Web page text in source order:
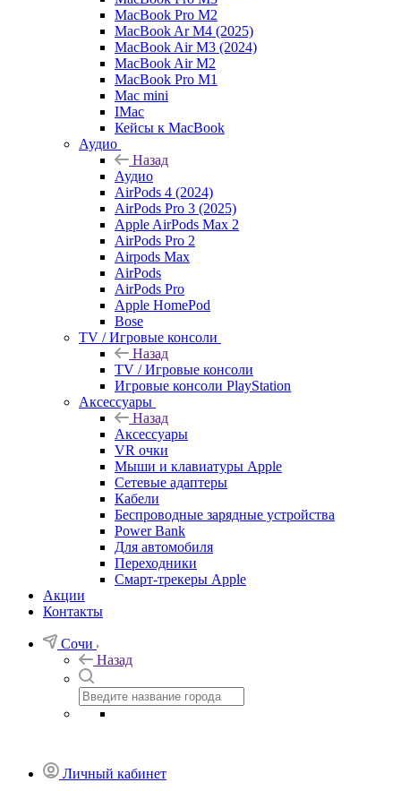
MacBook Pro M2
MacBook Ar M4 (2025)
MacBook Air M3 (2024)
MacBook Air M2
MacBook Pro M1
Mac mini
IMac
Кейсы к MacBook
Аудио
Назад
Аудио
AirPods 4 (2024)
AirPods Pro 3 (2025)
Apple AirPods Max 2
AirPods Pro 2
Airpods Max
AirPods
AirPods Pro
Apple HomePod
Bose
TV / Игровые консоли
Назад
TV / Игровые консоли
Игровые консоли PlayStation
Аксессуары
Назад
Аксессуары
VR очки
Мыши и клавиатуры Apple
Сетевые адаптеры
Кабели
Беспроводные зарядные устройства
Power Bank
Для автомобиля
Переходники
Смарт-трекеры Apple
Акции
Контакты
Сочи
Назад
Личный кабинет